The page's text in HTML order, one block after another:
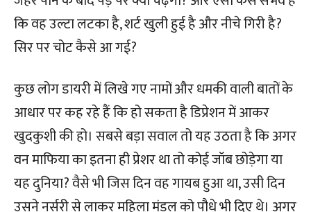
कि वह उल्टा लटका है, शर्ट खुली हुई है और नीचे गिरी है?
सिर पर चोट कैसे आ गई?
कुछ लोग डायरी में लिखे गए नामों और धमकी वाली बातों के
आधार पर कह रहे हैं कि हो सकता है डिप्रेशन में आकर
खुदकुशी की हो। सबसे बड़ा सवाल तो यह उठता है कि अगर
वन माफिया का इतना ही प्रेशर था तो कोई जॉब छोड़ेगा या
यह दुनिया? वैसे भी जिस दिन वह गायब हुआ था, उसी दिन
उसने नर्सरी से लाकर महिला मंडल को पौधे भी दिए थे। अगर